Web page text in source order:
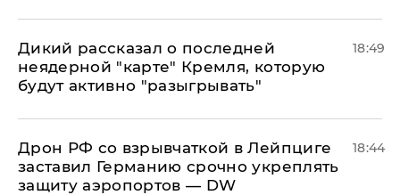
Дикий рассказал о последней
неядерной "карте" Кремля, которую
будут активно "разыгрывать"
18:49
​Дрон РФ со взрывчаткой в Лейпциге
заставил Германию срочно укреплять
защиту аэропортов — DW
18:44